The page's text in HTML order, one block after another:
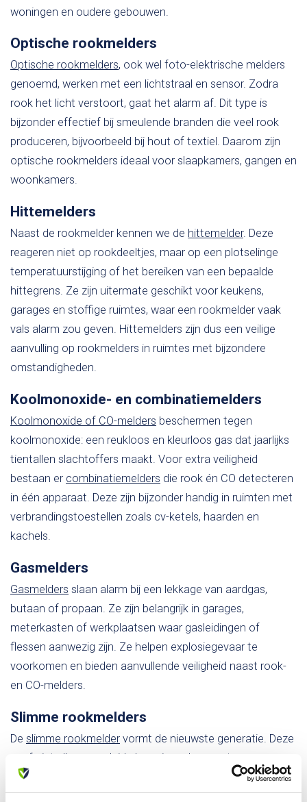
woningen en oudere gebouwen.
Optische rookmelders
Optische rookmelders, ook wel foto-elektrische melders
genoemd, werken met een lichtstraal en sensor. Zodra
rook het licht verstoort, gaat het alarm af. Dit type is
bijzonder effectief bij smeulende branden die veel rook
produceren, bijvoorbeeld bij hout of textiel. Daarom zijn
optische rookmelders ideaal voor slaapkamers, gangen en
woonkamers.
Hittemelders
Naast de rookmelder kennen we de hittemelder. Deze
reageren niet op rookdeeltjes, maar op een plotselinge
temperatuurstijging of het bereiken van een bepaalde
hittegrens. Ze zijn uitermate geschikt voor keukens,
garages en stoffige ruimtes, waar een rookmelder vaak
vals alarm zou geven. Hittemelders zijn dus een veilige
aanvulling op rookmelders in ruimtes met bijzondere
omstandigheden.
Koolmonoxide- en combinatiemelders
Koolmonoxide of CO-melders beschermen tegen
koolmonoxide: een reukloos en kleurloos gas dat jaarlijks
tientallen slachtoffers maakt. Voor extra veiligheid
bestaan er combinatiemelders die rook én CO detecteren
in één apparaat. Deze zijn bijzonder handig in ruimten met
verbrandingstoestellen zoals cv-ketels, haarden en
kachels.
Gasmelders
Gasmelders slaan alarm bij een lekkage van aardgas,
butaan of propaan. Ze zijn belangrijk in garages,
meterkasten of werkplaatsen waar gasleidingen of
flessen aanwezig zijn. Ze helpen explosiegevaar te
voorkomen en bieden aanvullende veiligheid naast rook-
en CO-melders.
Slimme rookmelders
De slimme rookmelder vormt de nieuwste generatie. Deze
geef niet alleen een luid alarmsignaal maar sturen
bijvoorbeeld ook meldingen naar je smartphone. Zo ben je
ook buitenshuis direct op de hoogte. Vaak zijn deze